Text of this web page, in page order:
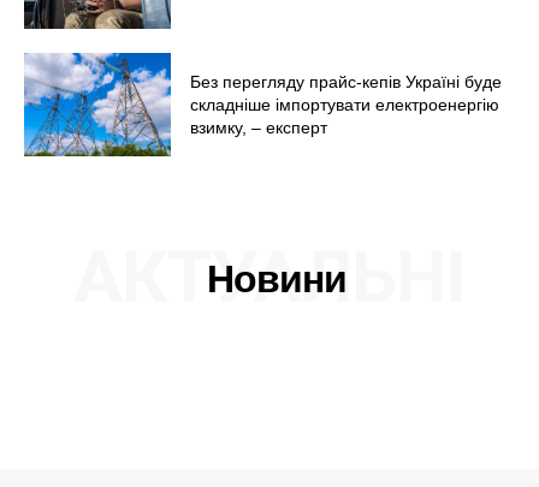
Без перегляду прайс-кепів Україні буде
складніше імпортувати електроенергію
взимку, – експерт
Новини
АКТУАЛЬНІ